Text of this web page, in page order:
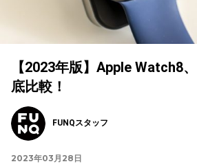
【2023年版】Apple Watch8
底比較！
FUNQスタッフ
2023年03月28日